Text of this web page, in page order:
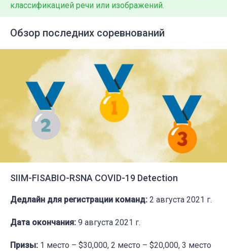
классификацией речи или изображений.
Обзор последних соревнований
SIIM-FISABIO-RSNA COVID-19 Detection
Дедлайн для регистрации команд: 2 августа 2021 г.
Дата окончания: 9 августа 2021 г.
Призы: 1 место – $30,000, 2 место – $20,000, 3 место